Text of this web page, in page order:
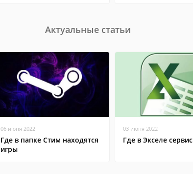
Актуальные статьи
06 июня 2022
Где в папке Стим находятся
игры
03 июня 2022
Где в Экселе сервис